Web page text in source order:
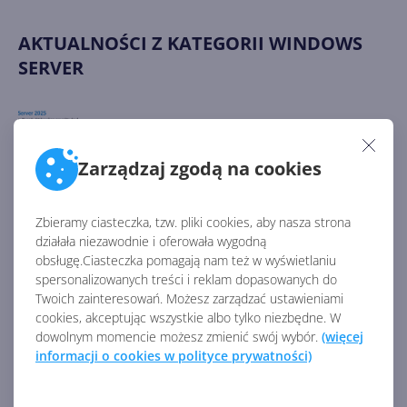
Zarządzaj zgodą na cookies
Zbieramy ciasteczka, tzw. pliki cookies, aby nasza strona
działała niezawodnie i oferowała wygodną
obsługę.Ciasteczka pomagają nam też w wyświetlaniu
spersonalizowanych treści i reklam dopasowanych do
Twoich zainteresowań. Możesz zarządzać ustawieniami
cookies, akceptując wszystkie albo tylko niezbędne. W
dowolnym momencie możesz zmienić swój wybór. (więcej
informacji o cookies w polityce prywatności)
AKTUALNOŚCI Z KATEGORII WINDOWS
SERVER
zapoznawczej. Co nowego?
Windows Server 2025
oferowany jako opcjonalna
aktualizacja dla wersji 2019 i
2022
Windows Server IoT 2025 już